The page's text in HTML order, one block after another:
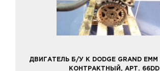
ДВИГАТЕЛЬ Б/У К DODGE GRAND
КОНТРАКТНЫЙ, АРТ. 66DD